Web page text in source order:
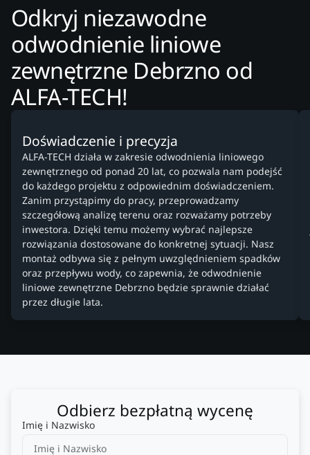
Odkryj niezawodne
odwodnienie liniowe
zewnętrzne Debrzno od
ALFA-TECH!
Doświadczenie i precyzja
ALFA-TECH działa w zakresie odwodnienia liniowego
zewnętrznego od ponad 20 lat, co pozwala nam podejść
do każdego projektu z odpowiednim doświadczeniem.
Zanim przystąpimy do pracy, przeprowadzamy
szczegółową analizę terenu oraz rozważamy potrzeby
inwestora. Dzięki temu możemy wybrać najlepsze
rozwiązania dostosowane do konkretnej sytuacji. Nasz
montaż odbywa się z pełnym uwzględnieniem spadków
oraz przepływu wody, co zapewnia, że odwodnienie
liniowe zewnętrzne Debrzno będzie sprawnie działać
przez długie lata.
Odbierz bezpłatną wycenę
Imię i Nazwisko